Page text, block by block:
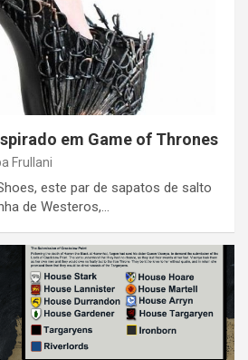
em Game of Thrones
Frullani
este par de sapatos de salto
de Westeros,…